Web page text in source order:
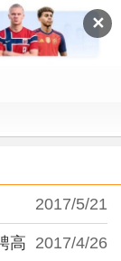
✕
2017/5/21
2017/4/26
高